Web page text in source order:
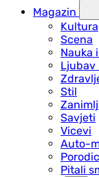
Magazin
Kultura
Scena
Nauka
Ljubav
Stil
Savjeti
Vicevi
Auto-
Pitali